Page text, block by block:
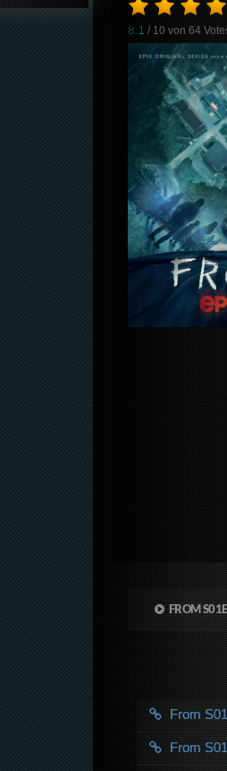
8.1 / 10 von64
FROM
From
From